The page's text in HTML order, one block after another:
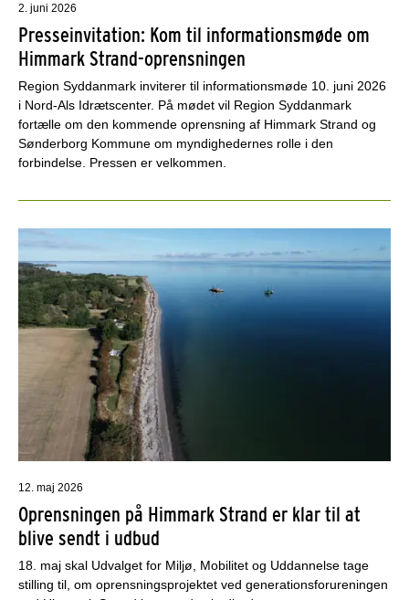
2. juni 2026
Presseinvitation: Kom til informationsmøde om
Himmark Strand-oprensningen
Region Syddanmark inviterer til informationsmøde 10. juni 2026
i Nord-Als Idrætscenter. På mødet vil Region Syddanmark
fortælle om den kommende oprensning af Himmark Strand og
Sønderborg Kommune om myndighedernes rolle i den
forbindelse. Pressen er velkommen.
12. maj 2026
Oprensningen på Himmark Strand er klar til at
blive sendt i udbud
18. maj skal Udvalget for Miljø, Mobilitet og Uddannelse tage
stilling til, om oprensningsprojektet ved generationsforureningen